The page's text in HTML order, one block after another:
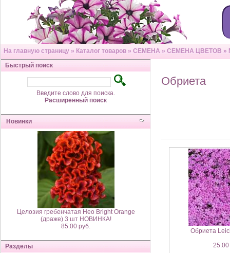
На главную страницу » Каталог товаров » СЕМЕНА » СЕМЕНА ЦВЕТОВ »
Быстрый поиск
Введите слово для поиска.
Расширенный поиск
Новинки
Целозия гребенчатая Нео Bright Orange
(драже) 3 шт НОВИНКА!
85.00 руб.
Разделы
Обриета
Обриета